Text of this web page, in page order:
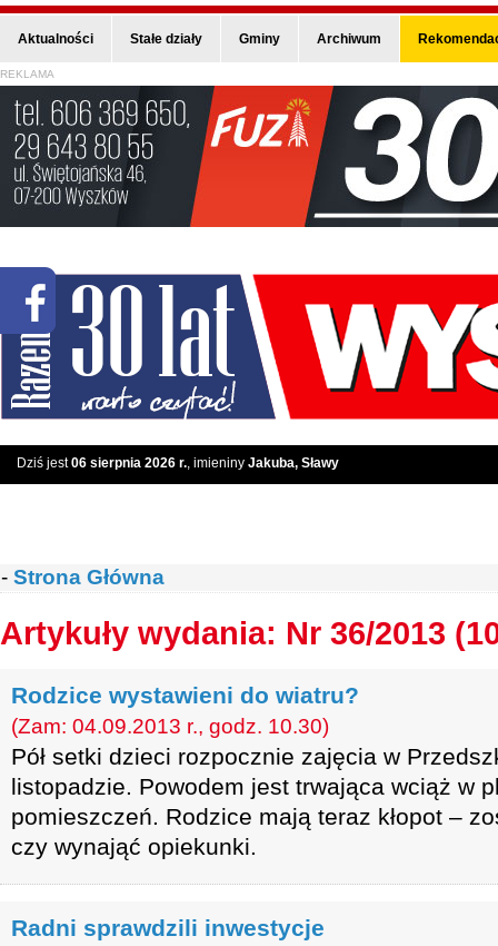
Aktualności Stałe działy Gminy Archiwum
REKLAMA
Dziś jest06 sierpnia 2026 r., imieniny Jakuba, Sławy
- Strona Główna
Artykuły wydania: Nr 36/2013
Rodzice wystawieni do wiatru?
(Zam: 04.09.2013 r., godz. 10.30)
Pół setki dzieci rozpocznie zajęcia w
listopadzie. Powodem jest trwająca wciąż w
pomieszczeń. Rodzice mają teraz kłopot –
czy wynająć opiekunki.
Radni sprawdzili inwestycje